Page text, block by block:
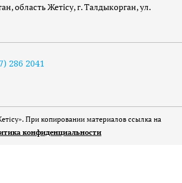
область Жетісу, г. Талдыкорган, ул.
286 2041
При копировании материалов ссылка на
конфиденциальности